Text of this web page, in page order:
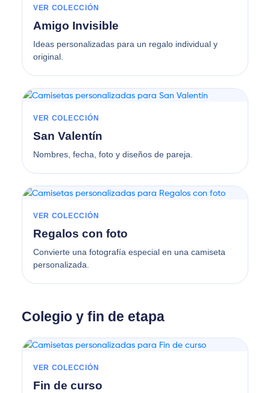
VER COLECCIÓN
Amigo Invisible
Ideas personalizadas para un regalo individual y
original.
VER COLECCIÓN
San Valentín
Nombres, fecha, foto y diseños de pareja.
VER COLECCIÓN
Regalos con foto
Convierte una fotografía especial en una camiseta
personalizada.
Colegio y fin de etapa
VER COLECCIÓN
Fin de curso